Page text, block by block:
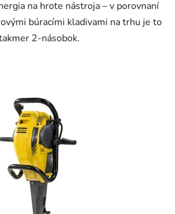
na hrote nástroja – v porovnaní
búracími kladivami na trhu je to
2-násobok.